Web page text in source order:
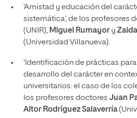
‘Amistad y educación del
sistemática’, de los profesores
(UNIR), Miguel Rumayory
(Universidad Villanueva).
‘Identificación de prácticas
desarrollo del carácter en
universitarios: el caso de los
los profesores doctores Juan
Aitor Rodríguez Salaverría